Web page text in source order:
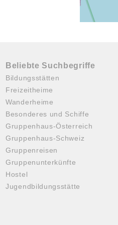
Beliebte Suchbegriffe
Bildungsstätten
Freizeitheime
Wanderheime
Besonderes und Schiffe
Gruppenhaus-Österreich
Gruppenhaus-Schweiz
Gruppenreisen
Gruppenunterkünfte
Hostel
Jugendbildungsstätte